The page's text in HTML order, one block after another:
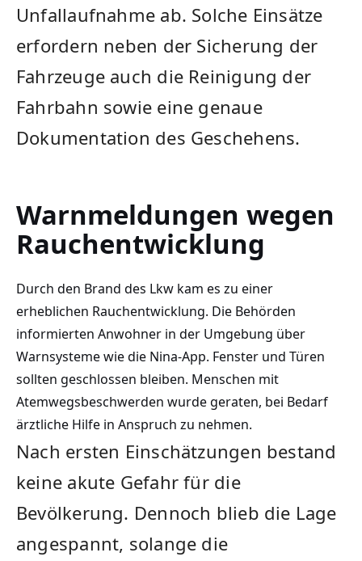
Unfallaufnahme ab. Solche Einsätze
erfordern neben der Sicherung der
Fahrzeuge auch die Reinigung der
Fahrbahn sowie eine genaue
Dokumentation des Geschehens.
Warnmeldungen wegen
Rauchentwicklung
Durch den Brand des Lkw kam es zu einer
erheblichen Rauchentwicklung. Die Behörden
informierten Anwohner in der Umgebung über
Warnsysteme wie die Nina-App. Fenster und Türen
sollten geschlossen bleiben. Menschen mit
Atemwegsbeschwerden wurde geraten, bei Bedarf
ärztliche Hilfe in Anspruch zu nehmen.
Nach ersten Einschätzungen bestand
keine akute Gefahr für die
Bevölkerung. Dennoch blieb die Lage
angespannt, solange die